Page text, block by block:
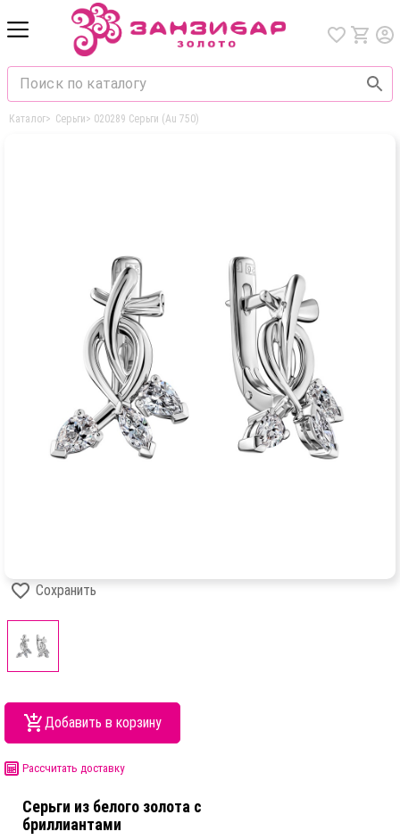
Каталог> Серьги> 020289 Серьги (Au 750)
Сохранить
Добавить в корзину
Рассчитать доставку
Серьги из белого золота c
бриллиантами